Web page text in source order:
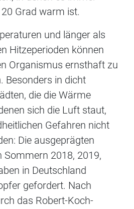
Grad warm ist.
und länger als
Hitzeperioden können
Organismus ernsthaft zu
Besonders in dicht
die die Wärme
sich die Luft staut,
Gefahren nicht
Die ausgeprägten
Sommern 2018, 2019,
in Deutschland
gefordert. Nach
das Robert-Koch-